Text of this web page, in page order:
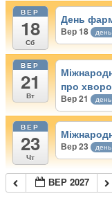
ВЕР
18
Сб
День
Вер 18 день
ВЕР
21
Вт
про
Вер 21 день
ВЕР
23
Чт
Вер 23 день
ВЕР 2027